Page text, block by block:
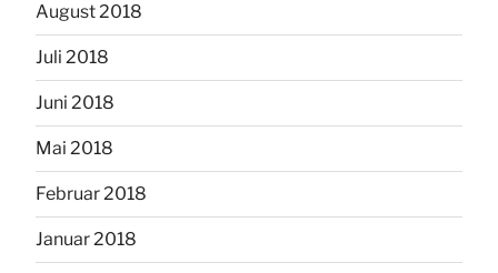
August 2018
Juli 2018
Juni 2018
Mai 2018
Februar 2018
Januar 2018